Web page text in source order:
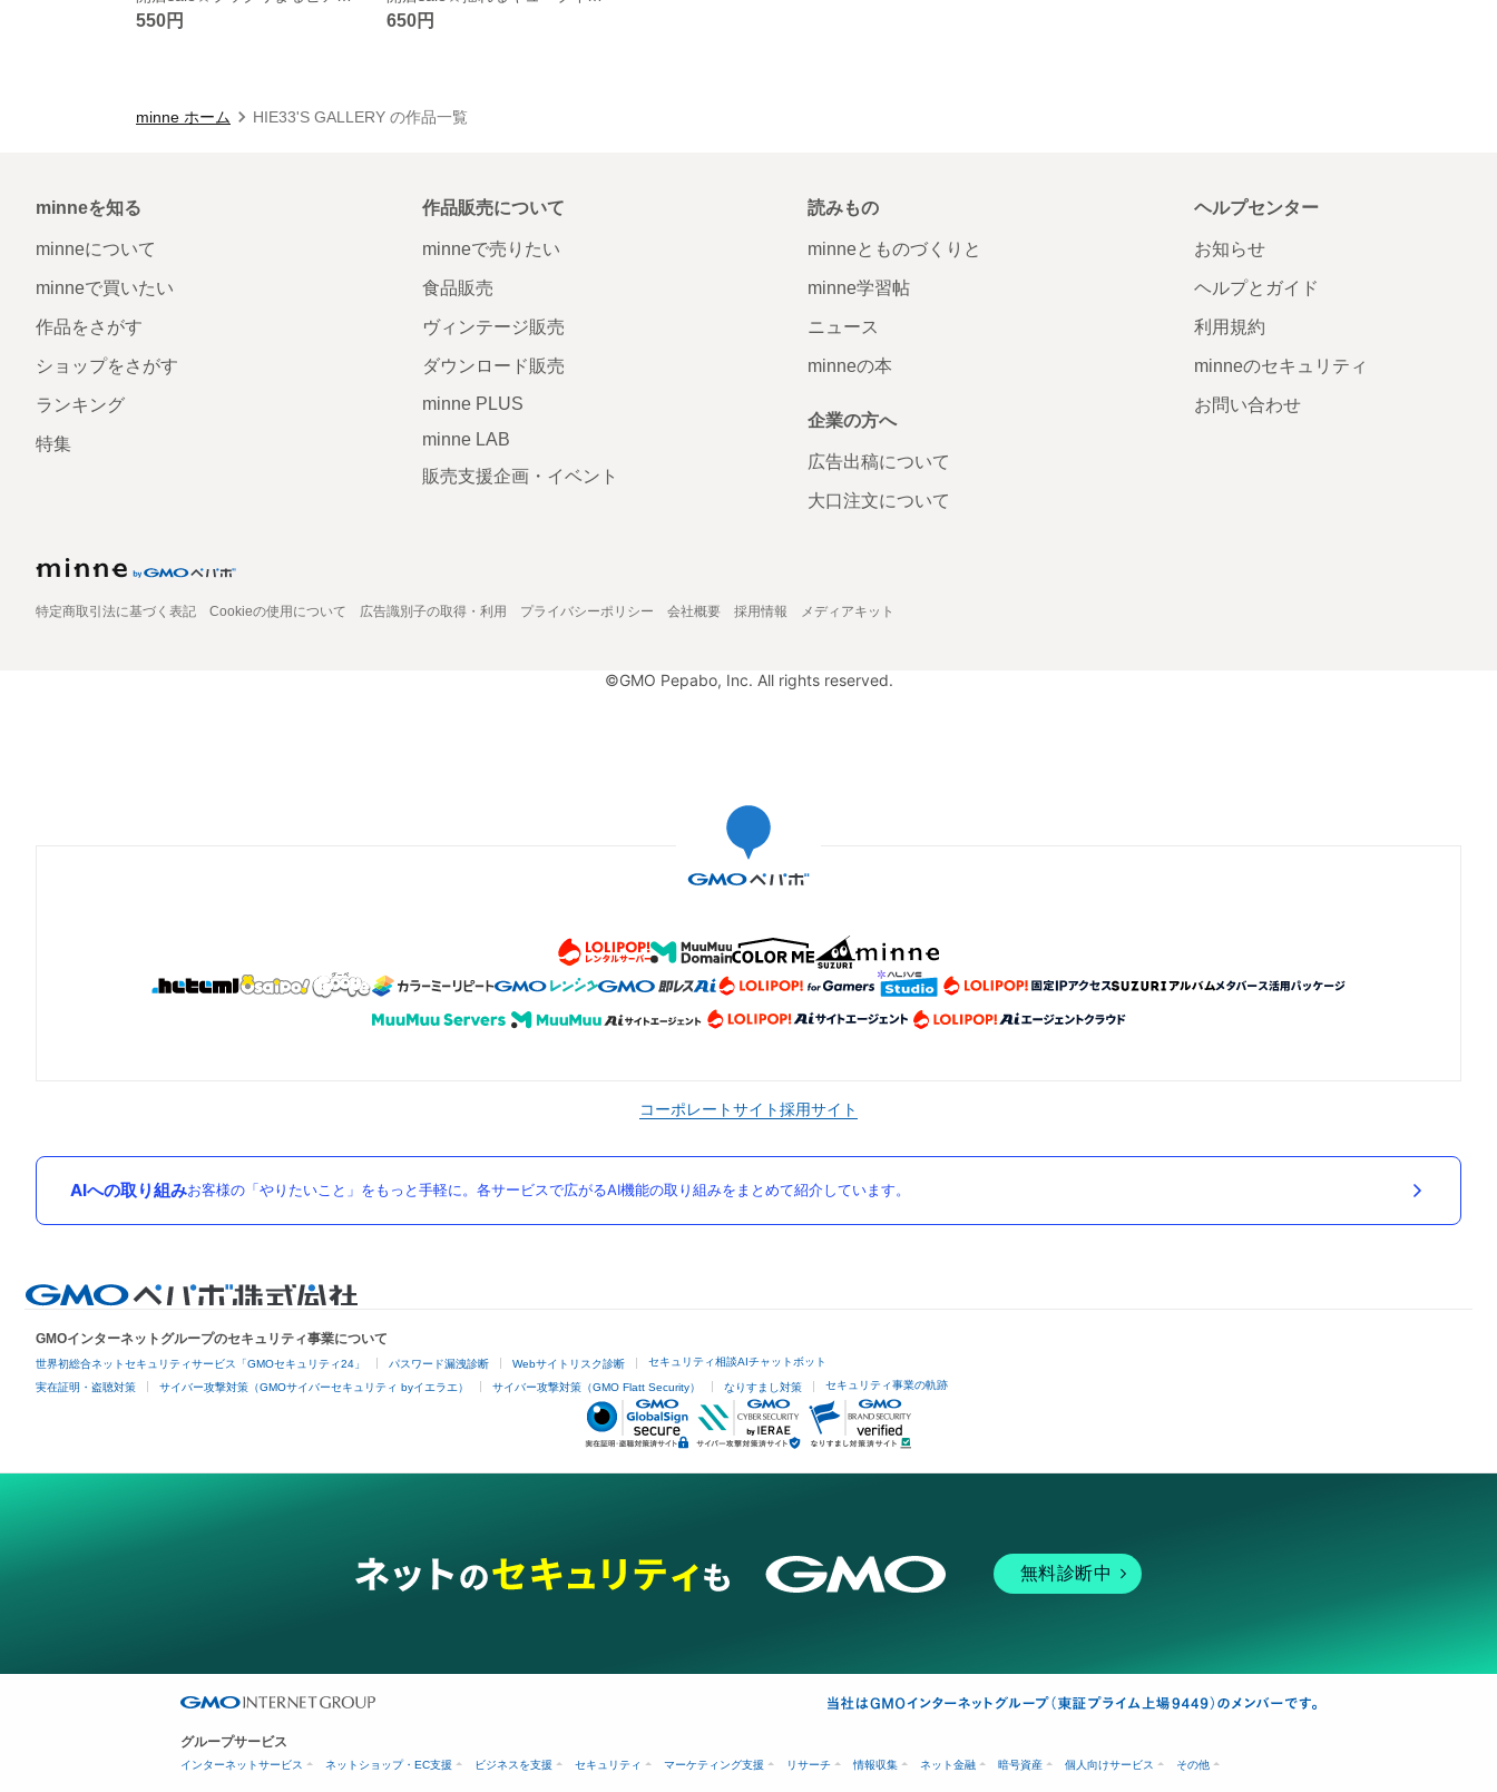
550円 650円
minne ホーム HIE33'S GALLERY の作品一覧
minneを知る
minneについて
minneで買いたい
作品をさがす
ショップをさがす
ランキング
特集
作品販売について
minneで売りたい
食品販売
ヴィンテージ販売
ダウンロード販売
minne PLUS
minne LAB
販売支援企画・イベント
読みもの
minneとものづくりと
minne学習帖
ニュース
minneの本
企業の方へ
広告出稿について
大口注文について
ヘルプセンター
お知らせ
ヘルプとガイド
利用規約
minneのセキュリティ
お問い合わせ
特定商取引法に基づく表記 Cookieの使用について 広告識別子の取得・利用 プライバシーポリシー 会社概要 採用情報 メディアキット
©GMO Pepabo, Inc. All rights reserved.
コーポレートサイト採用サイト
AIへの取り組みお客様の「やりたいこと」をもっと手軽に。各サービスで広がるAI機能の取り組みをまとめて紹介しています。
GMOインターネットグループのセキュリティ事業について
世界初総合ネットセキュリティサービス「GMOセキュリティ24」 パスワード漏洩診断 Webサイトリスク診断 セキュリティ相談AIチャットボット
実在証明・盗聴対策 サイバー攻撃対策（GMOサイバーセキュリティ byイエラエ） サイバー攻撃対策（GMO Flatt Security） なりすまし対策 セキュリティ事業の軌跡
無料診断中
グループサービス
インターネットサービス ネットショップ・EC支援 ビジネスを支援 セキュリティ マーケティング支援 リサーチ 情報収集 ネット金融 暗号資産 個人向けサービス その他